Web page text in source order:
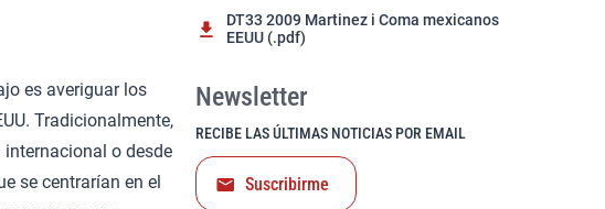
es averiguar los
Tradicionalmente,
o desde
se centrarían en el
DT33 2009 Martinez i Coma mexicanos
EEUU (.pdf)
Newsletter
RECIBE LAS ÚLTIMAS NOTICIAS POR EMAIL
Suscribirme